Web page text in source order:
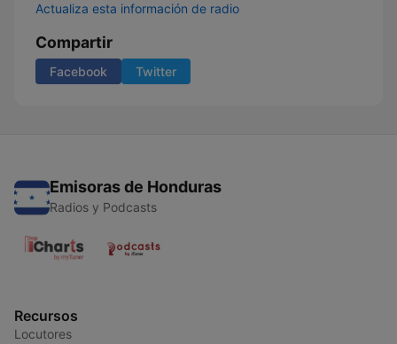
Actualiza esta información de radio
Compartir
Facebook Twitter
Emisoras de Honduras
Radios y Podcasts
Recursos
Locutores